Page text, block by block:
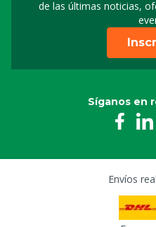
de las últimas noticias,
Síganos en
Envíos